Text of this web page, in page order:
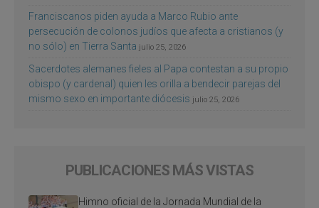
Franciscanos piden ayuda a Marco Rubio ante
persecución de colonos judíos que afecta a cristianos (y
no sólo) en Tierra Santa julio 25, 2026
Sacerdotes alemanes fieles al Papa contestan a su propio
obispo (y cardenal) quien les orilla a bendecir parejas del
mismo sexo en importante diócesis julio 25, 2026
PUBLICACIONES MÁS VISTAS
Himno oficial de la Jornada Mundial de la